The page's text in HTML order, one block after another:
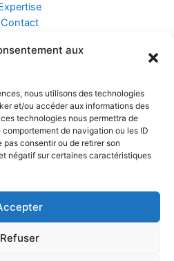
aux
nous utilisons des technologies
et/ou accéder aux informations des
technologies nous permettra de
de navigation ou les ID
pas consentir ou de retirer son
négatif sur certaines caractéristiques
Refuser
Contact
ZEN
et Données
de Vente